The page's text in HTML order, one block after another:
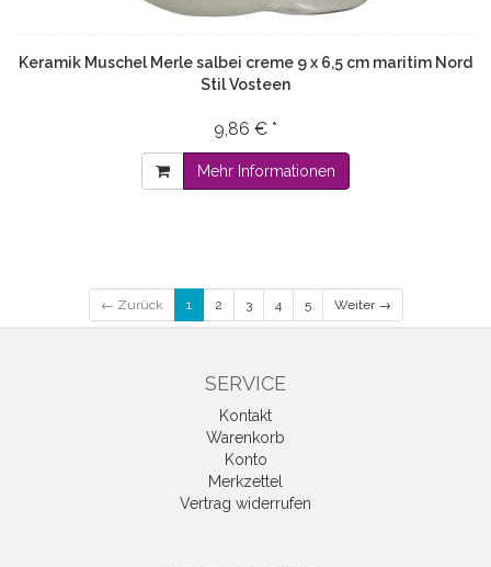
Keramik Muschel Merle salbei creme 9 x 6,5 cm maritim Nord
Stil Vosteen
9,86 € *
Mehr Informationen
← Zurück 1 2 3 4 5 Weiter →
SERVICE
Kontakt
Warenkorb
Konto
Merkzettel
Vertrag widerrufen